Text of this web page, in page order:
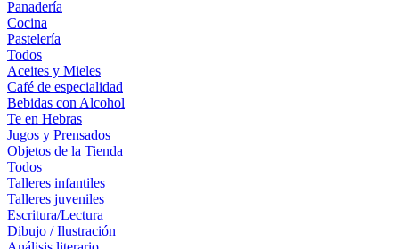
Panadería
Cocina
Pastelería
Todos
Aceites y Mieles
Café de especialidad
Bebidas con Alcohol
Te en Hebras
Jugos y Prensados
Objetos de la Tienda
Todos
Talleres infantiles
Talleres juveniles
Escritura/Lectura
Dibujo / Ilustración